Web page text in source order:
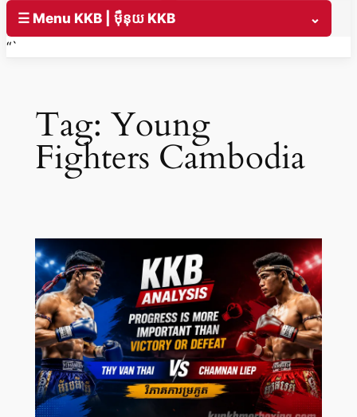
☰ Menu KKB | ម៉ឺនុយ KKB
⌄
“`
Tag: Young
Fighters Cambodia